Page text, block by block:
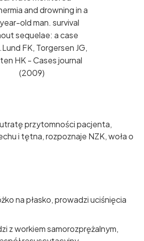
and drowning in a
old man. survival
sequelae: a case
FK, Torgersen JG,
HK - Cases journal
(2009)
przytomności pacjenta,
i tętna, rozpoznaje NZK, woła o
na płasko, prowadzi uciśnięcia
z workiem samorozprężalnym,